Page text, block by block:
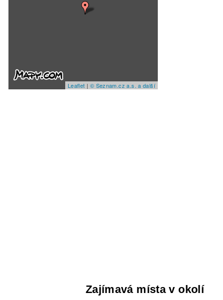
Leaflet | © Seznam.cz a.s. a další
Zajímavá místa v okolí